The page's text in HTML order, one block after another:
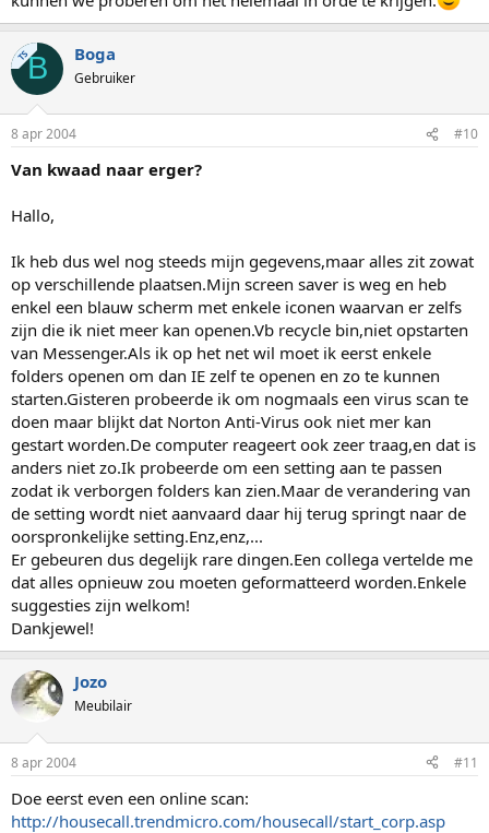
TSB Boga
Gebruiker
8 apr 2004 #10
Van kwaad naar erger?
Hallo,
Ik heb dus wel nog steeds mijn gegevens,maar alles zit zowat
op verschillende plaatsen.Mijn screen saver is weg en heb
enkel een blauw scherm met enkele iconen waarvan er zelfs
zijn die ik niet meer kan openen.Vb recycle bin,niet opstarten
van Messenger.Als ik op het net wil moet ik eerst enkele
folders openen om dan IE zelf te openen en zo te kunnen
starten.Gisteren probeerde ik om nogmaals een virus scan te
doen maar blijkt dat Norton Anti-Virus ook niet mer kan
gestart worden.De computer reageert ook zeer traag,en dat is
anders niet zo.Ik probeerde om een setting aan te passen
zodat ik verborgen folders kan zien.Maar de verandering van
de setting wordt niet aanvaard daar hij terug springt naar de
oorspronkelijke setting.Enz,enz,...
Er gebeuren dus degelijk rare dingen.Een collega vertelde me
dat alles opnieuw zou moeten geformatteerd worden.Enkele
suggesties zijn welkom!
Dankjewel!
Jozo
Meubilair
8 apr 2004 #11
Doe eerst even een online scan:
http://housecall.trendmicro.com/housecall/start_corp.asp